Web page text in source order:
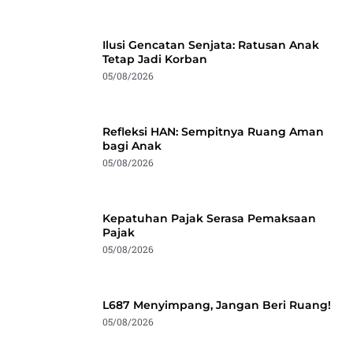
Ilusi Gencatan Senjata: Ratusan Anak
Tetap Jadi Korban
05/08/2026
Refleksi HAN: Sempitnya Ruang Aman
bagi Anak
05/08/2026
Kepatuhan Pajak Serasa Pemaksaan
Pajak
05/08/2026
L687 Menyimpang, Jangan Beri Ruang!
05/08/2026